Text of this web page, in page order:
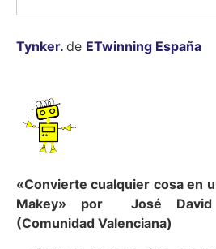
Tynker. de ETwinning España
«Convierte cualquier cosa en
Makey» por José David
(Comunidad Valenciana)